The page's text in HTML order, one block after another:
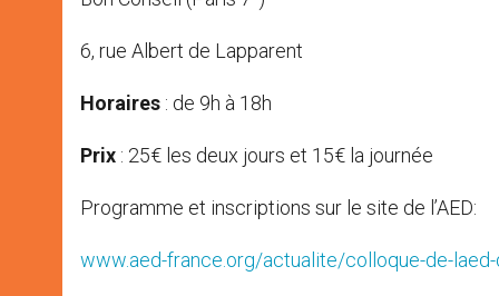
6, rue Albert de Lapparent
Horaires : de 9h à 18h
Prix : 25€ les deux jours et 15€ la journée
Programme et inscriptions sur le site de l’AED:
www.aed-france.org/actualite/colloque-de-